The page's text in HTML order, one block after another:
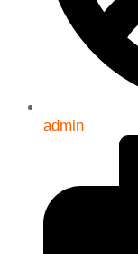
admin